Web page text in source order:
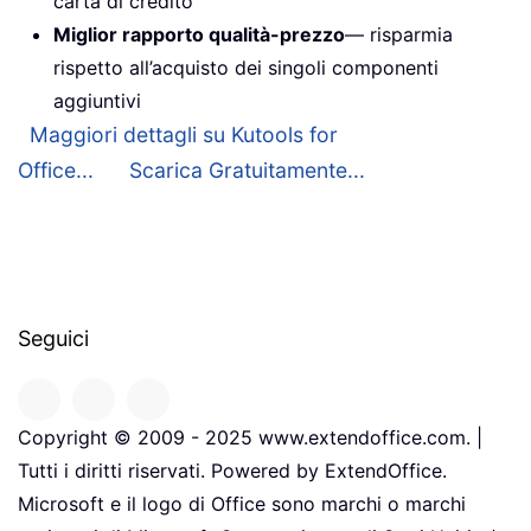
Miglior rapporto qualità-prezzo— risparmia
rispetto all’acquisto dei singoli componenti
aggiuntivi
Maggiori dettagli su Kutools for
Office...
Scarica Gratuitamente...
Seguici
Copyright © 2009 - 2025 www.extendoffice.com. |
Tutti i diritti riservati. Powered by ExtendOffice.
Microsoft e il logo di Office sono marchi o marchi